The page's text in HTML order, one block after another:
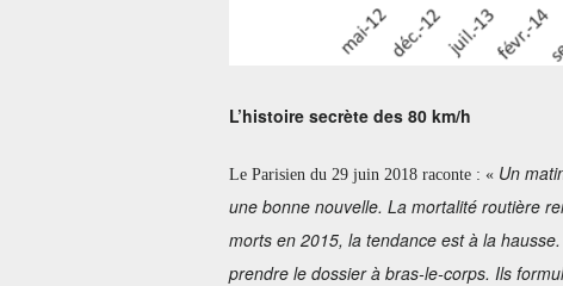
L’histoire secrète des 80 km/h
Le Parisien du 29 juin 2018 raconte : « Un
une bonne nouvelle. La mortalité routière
morts en 2015, la tendance est à la
prendre le dossier à bras-le-corps. Ils